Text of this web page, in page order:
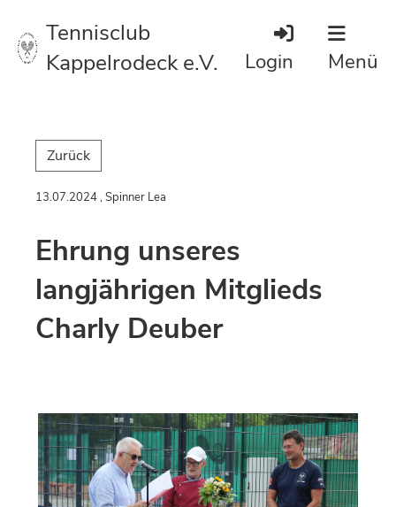
Tennisclub
Kappelrodeck e.V.
Login Menü
Zurück
13.07.2024, Spinner Lea
Ehrung unseres
langjährigen Mitglieds
Charly Deuber